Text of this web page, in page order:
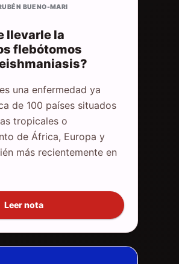
BUENO-MARI
llevarle la
flebótomos
una enfermedad ya
de 100 países situados
tropicales o
de África, Europa y
más recientemente en
Leer nota